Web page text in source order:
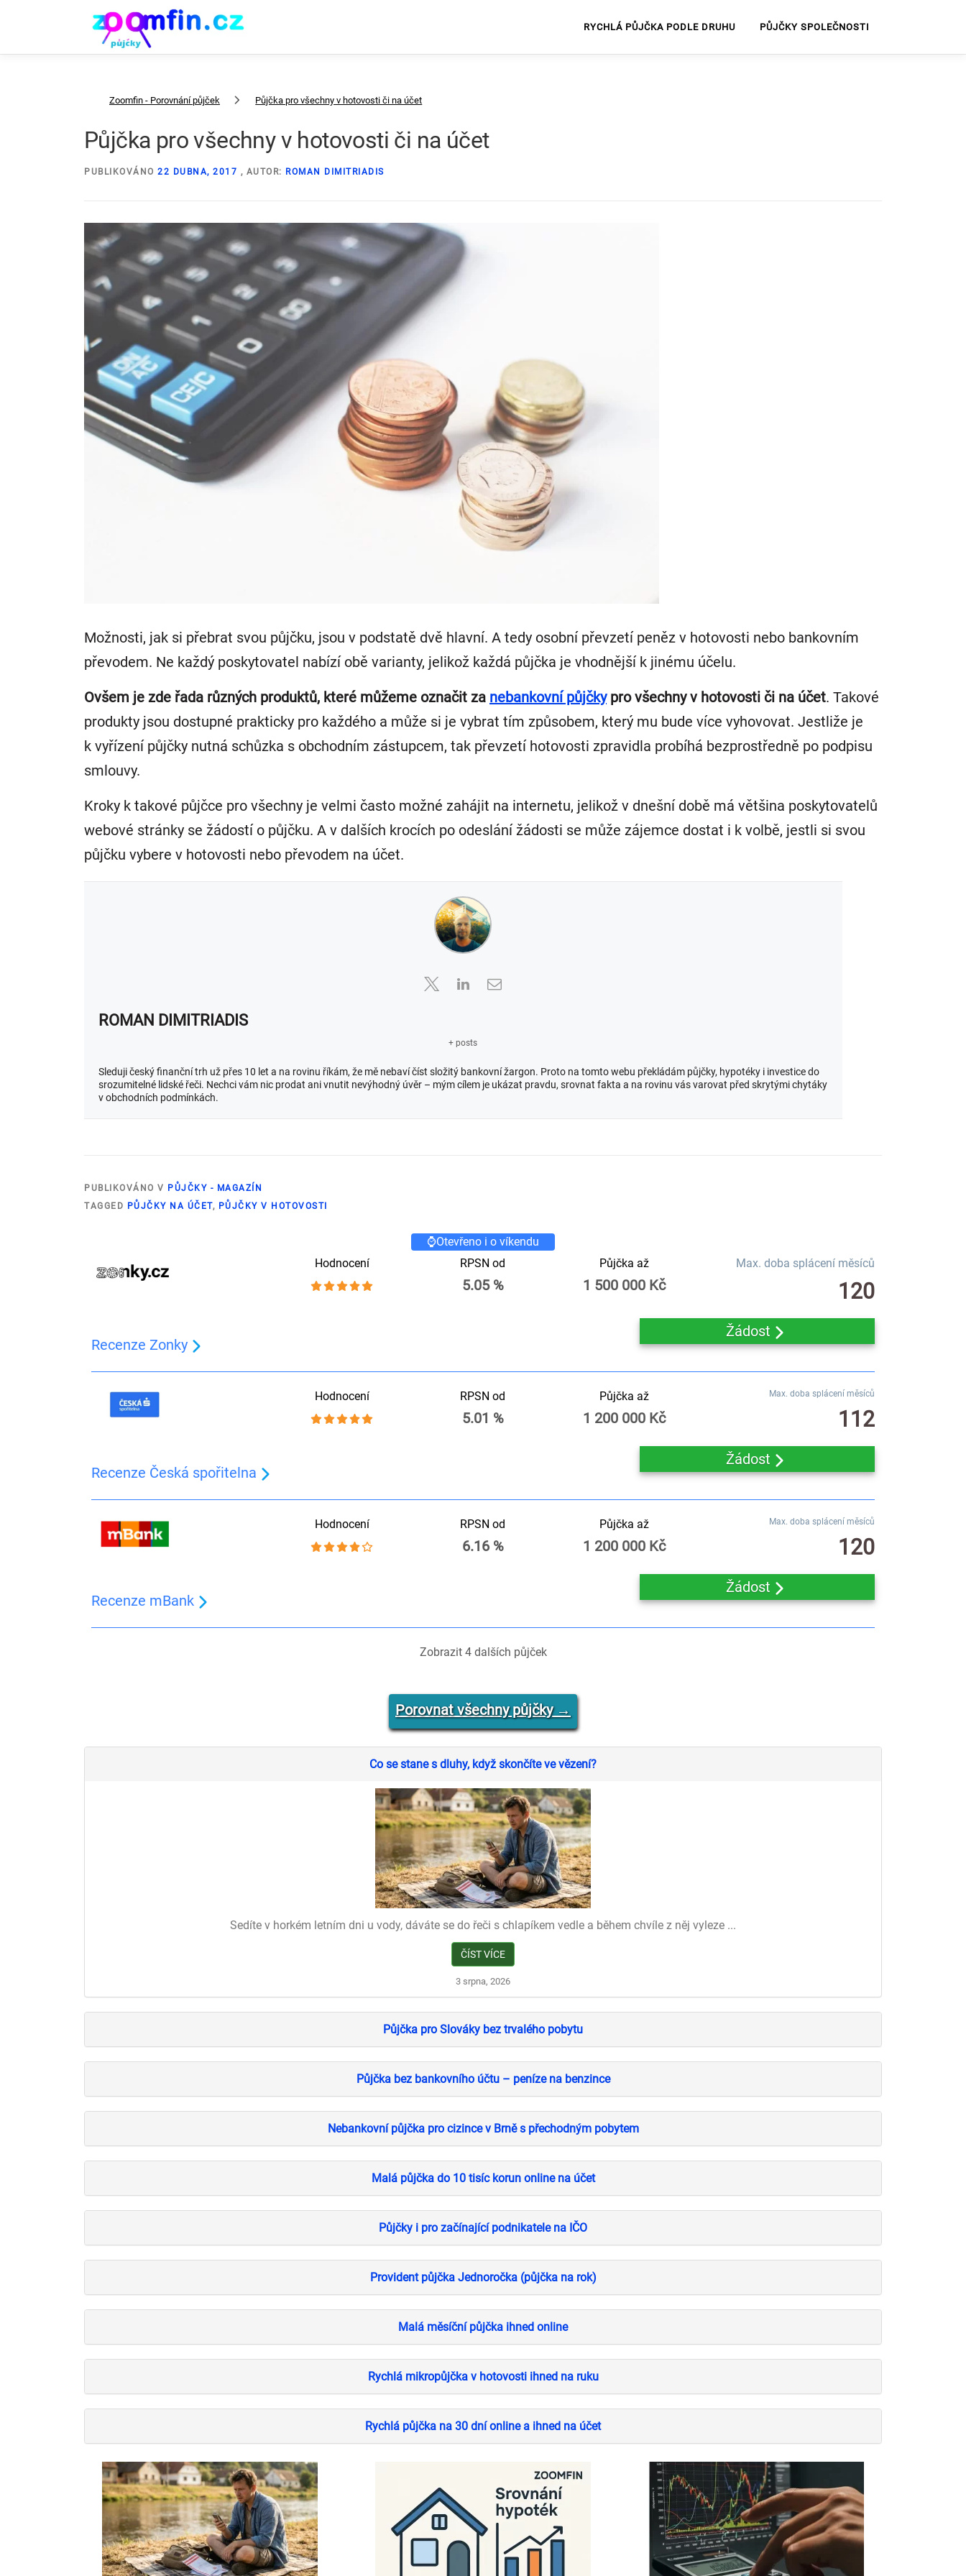
RYCHLÁ PŮJČKA PODLE DRUHU PŮJČKY SPOLEČNOSTI
Zoomfin - Porovnání půjček Půjčka pro všechny v hotovosti či na účet
Půjčka pro všechny v hotovosti či na účet
PUBLIKOVÁNO 22 DUBNA, 2017 , AUTOR: ROMAN DIMITRIADIS
Možnosti, jak si přebrat svou půjčku, jsou v podstatě dvě hlavní. A tedy osobní převzetí peněz v hotovosti nebo bankovním
převodem. Ne každý poskytovatel nabízí obě varianty, jelikož každá půjčka je vhodnější k jinému účelu.
Ovšem je zde řada různých produktů, které můžeme označit za nebankovní půjčkypro všechny v hotovosti či na účet. Takové
produkty jsou dostupné prakticky pro každého a může si je vybrat tím způsobem, který mu bude více vyhovovat. Jestliže je
k vyřízení půjčky nutná schůzka s obchodním zástupcem, tak převzetí hotovosti zpravidla probíhá bezprostředně po podpisu
smlouvy.
Kroky k takové půjčce pro všechny je velmi často možné zahájit na internetu, jelikož v dnešní době má většina poskytovatelů
webové stránky se žádostí o půjčku. A v dalších krocích po odeslání žádosti se může zájemce dostat i k volbě, jestli si svou
půjčku vybere v hotovosti nebo převodem na účet.
ROMAN DIMITRIADIS
+ posts
Sleduji český finanční trh už přes 10 let a na rovinu říkám, že mě nebaví číst složitý bankovní žargon. Proto na tomto webu překládám půjčky, hypotéky i investice do
srozumitelné lidské řeči. Nechci vám nic prodat ani vnutit nevýhodný úvěr – mým cílem je ukázat pravdu, srovnat fakta a na rovinu vás varovat před skrytými chytáky
v obchodních podmínkách.
PUBLIKOVÁNO V PŮJČKY - MAGAZÍN
TAGGED PŮJČKY NA ÚČET, PŮJČKY V HOTOVOSTI
⌚Otevřeno i o víkendu
Hodnocení
RPSN od
5.05 %
Půjčka až
1 500 000 Kč
Max. doba splácení měsíců
120
Recenze Zonky
Žádost
Hodnocení RPSN od
5.01 %
Půjčka až
1 200 000 Kč
Max. doba splácení měsíců
112
Recenze Česká spořitelna
Žádost
Hodnocení RPSN od
6.16 %
Půjčka až
1 200 000 Kč
Max. doba splácení měsíců
120
Recenze mBank
Žádost
Zobrazit 4dalších půjček
Porovnat všechny půjčky →
Co se stane s dluhy, když skončíte ve vězení?
Sedíte v horkém letním dni u vody, dáváte se do řeči s chlapíkem vedle a během chvíle z něj vyleze ...
ČÍST VÍCE
3 srpna, 2026
Půjčka pro Slováky bez trvalého pobytu
Půjčka bez bankovního účtu – peníze na benzince
Nebankovní půjčka pro cizince v Brně s přechodným pobytem
Malá půjčka do 10 tisíc korun online na účet
Půjčky i pro začínající podnikatele na IČO
Provident půjčka Jednoročka (půjčka na rok)
Malá měsíční půjčka ihned online
Rychlá mikropůjčka v hotovosti ihned na ruku
Rychlá půjčka na 30 dní online a ihned na účet